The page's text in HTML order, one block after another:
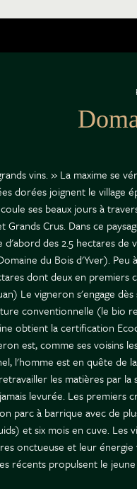
vins. » La maxime se
dorées joignent le village
ses beaux jours à
Crus. Dans ce
des 2.5 hectares de
du Bois d'Yver). Peu
dont deux en premiers
Le vigneron s'engage
conventionnelle (le bio
obtient la certification
est, comme ses voisins
l'homme est en quête de
les matières par la
levurée. Les premiers
parc à barrique avec de
et six mois en cuve. Les
onctueuse et leur
récents propulsent le